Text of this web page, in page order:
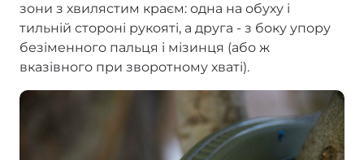
зони з хвилястим краєм: одна на обуху і
тильній стороні рукояті, а друга - з боку упору
безіменного пальця і мізинця (або ж
вказівного при зворотному хваті).